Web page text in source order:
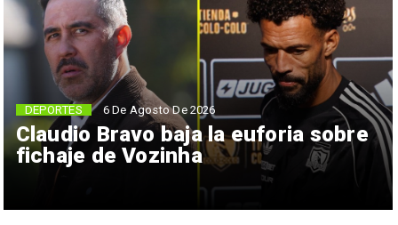
Claudio Bravo baja la euforia sobre
fichaje de Vozinha
DEPORTES 6 De Agosto De 2026